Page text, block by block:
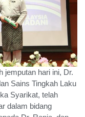
jemputan hari ini, Dr.
Sains Tingkah Laku
Syarikat, telah
dalam bidang